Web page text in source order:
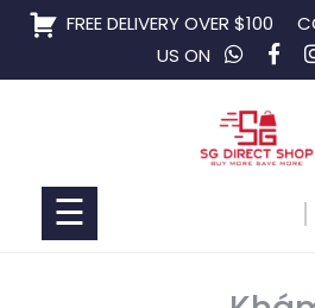
Skip
FREE DELIVERY OVER $100
US ON
Collaboration
☰